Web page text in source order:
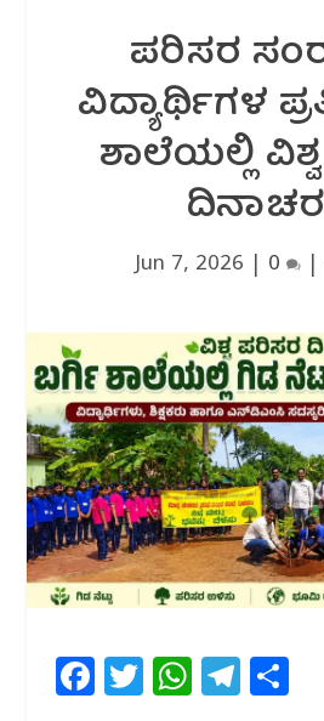
ಪರಿಸರ
ವಿದ್ಯಾರ್ಥಿಗಳ
ಶಾಲೆಯಲ್ಲಿ
Jun 7, 2026 0 |
F T W T